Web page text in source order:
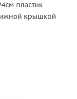
пластик
крышкой